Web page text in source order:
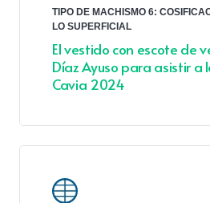
TIPO DE MACHISMO 6:
LO SUPERFICIAL
El vestido con escote de
Díaz Ayuso para asistir a
Cavia 2024